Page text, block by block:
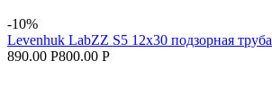
-10%
Levenhuk LabZZ S5 12x30 подзорная труба
890.00 Р800.00 Р